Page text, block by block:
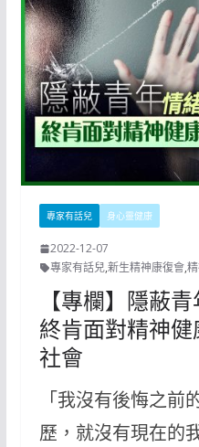
專家有話兒 身心靈健康
2022-12-07
專家有話兒,新生精神康復會,
【專欄】隱蔽
終肯面對精神
社會
「我沒有後悔之前
歷，就沒有現在的